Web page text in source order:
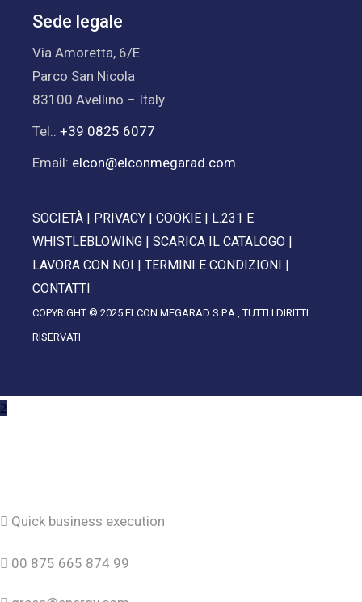
Sede legale
Via Amoretta, 6/E
Parco San Nicola
83100 Avellino – Italy
Tel.:+39 0825 6077
Email: elcon@elconmegarad.com
SOCIETÀ | PRIVACY |COOKIE | L.231 E
WHISTLEBLOWING |SCARICA IL CATALOGO |
LAVORA CON NOI |TERMINI E CONDIZIONI |
CONTATTI
COPYRIGHT © 2025 ELCON MEGARAD S.P.A., TUTTI I DIRITTI
RISERVATI
Quick business execution
00 875 665 874 99